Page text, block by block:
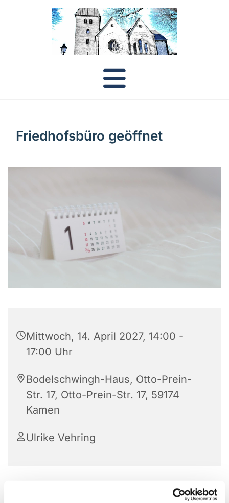
Friedhofsbüro geöffnet
Mittwoch, 14. April 2027, 14:00 -
17:00 Uhr
Bodelschwingh-Haus, Otto-Prein-
Str. 17, Otto-Prein-Str. 17, 59174
Kamen
Ulrike Vehring